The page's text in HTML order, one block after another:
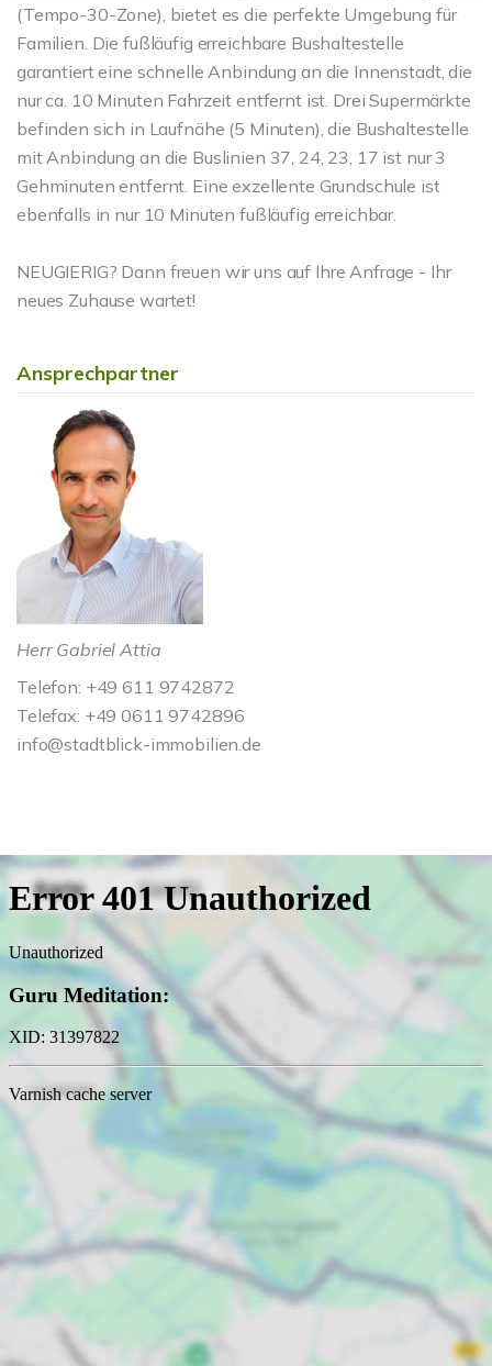
(Tempo-30-Zone), bietet es die perfekte Umgebung für
Familien. Die fußläufig erreichbare Bushaltestelle
garantiert eine schnelle Anbindung an die Innenstadt, die
nur ca. 10 Minuten Fahrzeit entfernt ist. Drei Supermärkte
befinden sich in Laufnähe (5 Minuten), die Bushaltestelle
mit Anbindung an die Buslinien 37, 24, 23, 17 ist nur 3
Gehminuten entfernt. Eine exzellente Grundschule ist
ebenfalls in nur 10 Minuten fußläufig erreichbar.
NEUGIERIG? Dann freuen wir uns auf Ihre Anfrage - Ihr
neues Zuhause wartet!
Ansprechpartner
Herr Gabriel Attia
Telefon: +49 611 9742872
Telefax: +49 0611 9742896
info@stadtblick-immobilien.de